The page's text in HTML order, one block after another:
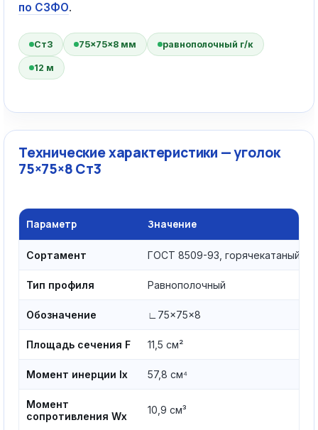
по СЗФО.
Ст3 75×75×8 мм равнополочный г/к
12 м
Технические характеристики — уголок
75×75×8 Ст3
Параметр Значение
Сортамент ГОСТ 8509-93, горячекатаный
Тип профиля Равнополочный
Обозначение ∟75×75×8
Площадь сечения F 11,5 см²
Момент инерции Ix 57,8 см⁴
Момент
сопротивления Wx
10,9 см³